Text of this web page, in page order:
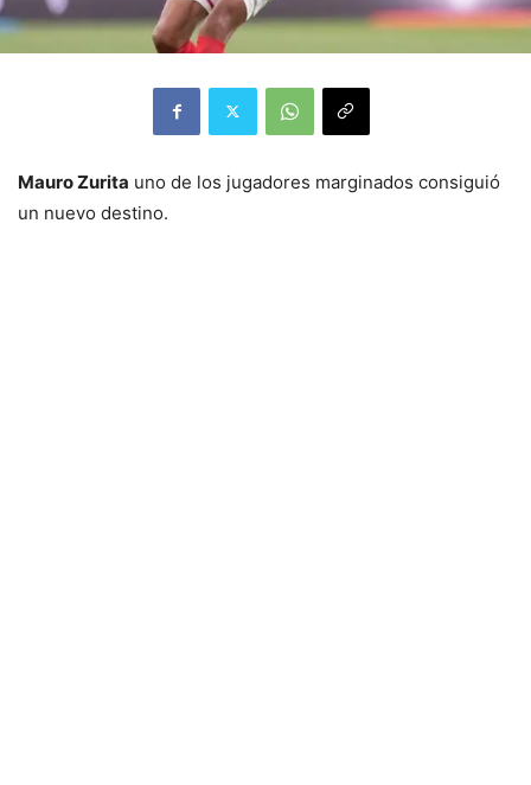
Mauro Zurita uno de los jugadores marginados consiguió
un nuevo destino.